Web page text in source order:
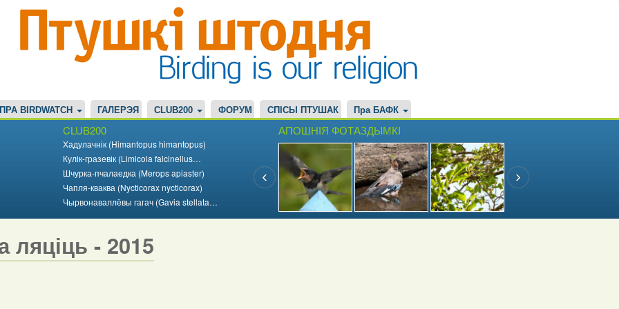
ПРА BIRDWATCH ГАЛЕРЭЯ CLUB200 ФОРУМ СПІСЫ ПТУШАК Пра БАФК
CLUB200
Хадулачнік (Himantopus himantopus)
Кулік-гразевік (Limicola falcinellus…
Шчурка-пчалаедка (Merops apiaster)
Чапля-кваква (Nycticorax nycticorax)
Чырвонаваллёвы гагач (Gavia stellata…
АПОШНІЯ ФОТАЗДЫМКІ
ляціць - 2015